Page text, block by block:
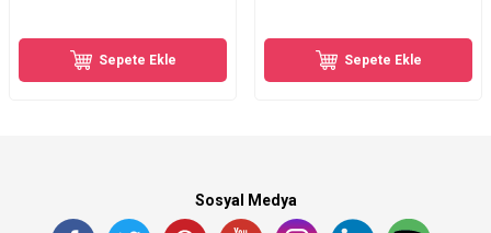
Sepete Ekle Sepete Ekle
Sosyal Medya